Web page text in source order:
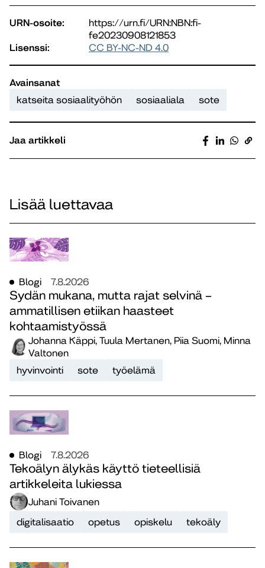
URN-osoite:
https://urn.fi/URN:NBN:fi-
fe20230908121853
Lisenssi:
CC BY-NC-ND 4.0
Avainsanat
katseita sosiaalityöhön
sosiaaliala sote
Jaa artikkeli
Lisää luettavaa
Blogi 7.8.2026
Sydän mukana, mutta rajat selvinä –
ammatillisen etiikan haasteet
kohtaamistyössä
Johanna Käppi, Tuula Mertanen, Piia Suomi, Minna
Valtonen
hyvinvointi
sote työelämä
Blogi 7.8.2026
Tekoälyn älykäs käyttö tieteellisiä
artikkeleita lukiessa
Juhani Toivanen
digitalisaatio
opetus opiskelu tekoäly